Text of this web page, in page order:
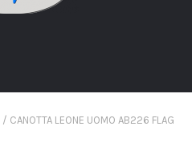
/ CANOTTA LEONE UOMO AB226 FLAG